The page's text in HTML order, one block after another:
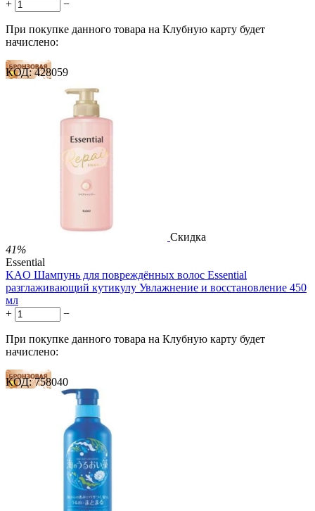
+
−
При покупке данного товара на Клубную карту будет
начислено:
12 баллов
20 баллов
1 578.00 Р
за 1.00 мл
КОД: 428059
Скидка
41%
Essential
KAO Шампунь для повреждённых волос Essential
разглаживающий кутикулу Увлажнение и восстановление 450
мл
+
−
При покупке данного товара на Клубную карту будет
начислено:
8 баллов
12 баллов
20 баллов
1 486.00 Р
за 1.00 мл

КОД: 758040